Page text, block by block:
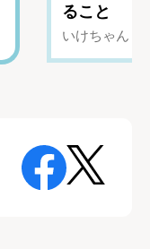
ること
いけちゃん（